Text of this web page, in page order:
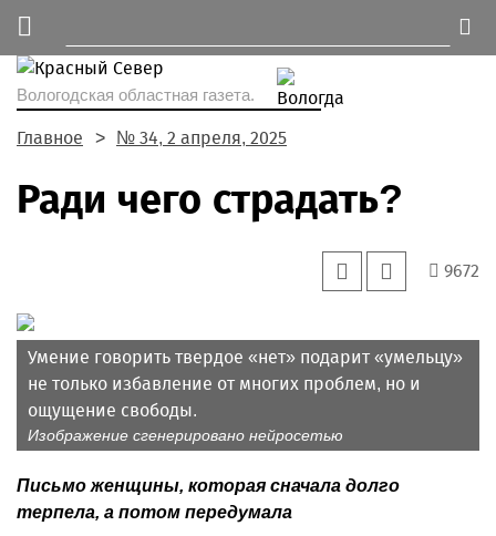
Вологодская областная газета.
Главное № 34, 2 апреля, 2025
Ради чего страдать?
9672
Умение говорить твердое «нет» подарит «умельцу»
не только избавление от многих проблем, но и
ощущение свободы.
Изображение сгенерировано нейросетью
Письмо женщины, которая сначала долго
терпела, а потом передумала